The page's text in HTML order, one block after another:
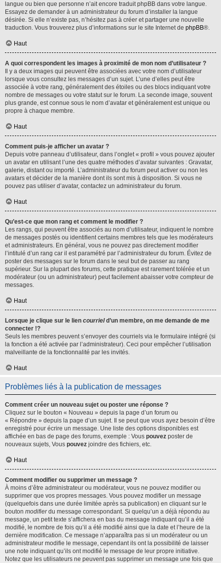
langue ou bien que personne n’ait encore traduit phpBB dans votre langue.
Essayez de demander à un administrateur du forum d’installer la langue
désirée. Si elle n’existe pas, n’hésitez pas à créer et partager une nouvelle
traduction. Vous trouverez plus d’informations sur le site Internet de phpBB®.
Haut
A quoi correspondent les images à proximité de mon nom d’utilisateur ?
Il y a deux images qui peuvent être associées avec votre nom d’utilisateur
lorsque vous consultez les messages d’un sujet. L’une d’elles peut être
associée à votre rang, généralement des étoiles ou des blocs indiquant votre
nombre de messages ou votre statut sur le forum. La seconde image, souvent
plus grande, est connue sous le nom d’avatar et généralement est unique ou
propre à chaque membre.
Haut
Comment puis-je afficher un avatar ?
Depuis votre panneau d’utilisateur, dans l’onglet « profil » vous pouvez ajouter
un avatar en utilisant l’une des quatre méthodes d’avatar suivantes : Gravatar,
galerie, distant ou importé. L’administrateur du forum peut activer ou non les
avatars et décider de la manière dont ils sont mis à disposition. Si vous ne
pouvez pas utiliser d’avatar, contactez un administrateur du forum.
Haut
Qu’est-ce que mon rang et comment le modifier ?
Les rangs, qui peuvent être associés au nom d’utilisateur, indiquent le nombre
de messages postés ou identifient certains membres tels que les modérateurs
et administrateurs. En général, vous ne pouvez pas directement modifier
l’intitulé d’un rang car il est paramétré par l’administrateur du forum. Évitez de
poster des messages sur le forum dans le seul but de passer au rang
supérieur. Sur la plupart des forums, cette pratique est rarement tolérée et un
modérateur (ou un administrateur) peut facilement abaisser votre compteur de
messages.
Haut
Lorsque je clique sur le lien courrield’un membre, on me demande de me
connecter !?
Seuls les membres peuvent s’envoyer des courriels via le formulaire intégré (si
la fonction a été activée par l’administrateur). Ceci pour empêcher l’utilisation
malveillante de la fonctionnalité par les invités.
Haut
Problèmes liés à la publication de messages
Comment créer un nouveau sujet ou poster une réponse ?
Cliquez sur le bouton « Nouveau » depuis la page d’un forum ou
« Répondre » depuis la page d’un sujet. Il se peut que vous ayez besoin d’être
enregistré pour écrire un message. Une liste des options disponibles est
affichée en bas de page des forums, exemple : Vous pouvez poster de
nouveaux sujets, Vous pouvez joindre des fichiers, etc.
Haut
Comment modifier ou supprimer un message ?
À moins d’être administrateur ou modérateur, vous ne pouvez modifier ou
supprimer que vos propres messages. Vous pouvez modifier un message
(quelquefois dans une durée limitée après sa publication) en cliquant sur le
bouton modifierdu message correspondant. Si quelqu’un a déjà répondu au
message, un petit texte s’affichera en bas du message indiquant qu’il a été
modifié, le nombre de fois qu’il a été modifié ainsi que la date et l’heure de la
dernière modification. Ce message n’apparaîtra pas si un modérateur ou un
administrateur modifie le message, cependant ils ont la possibilité de laisser
une note indiquant qu’ils ont modifié le message de leur propre initiative.
Notez que les utilisateurs ne peuvent pas supprimer un message une fois que